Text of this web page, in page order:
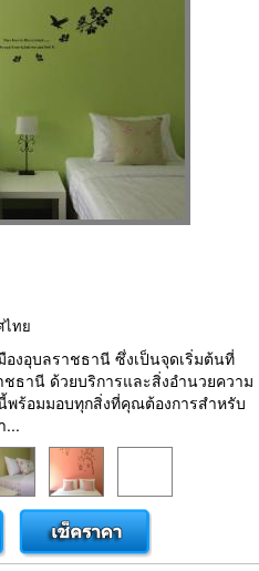
ไทย
องอุบลราชธานี ซึ่งเป็นจุดเริ่มต้นที่
ธานี ด้วยบริการและสิ่งอำนวยความ
พร้อมมอบทุกสิ่งที่คุณต้องการสำหรับ
...